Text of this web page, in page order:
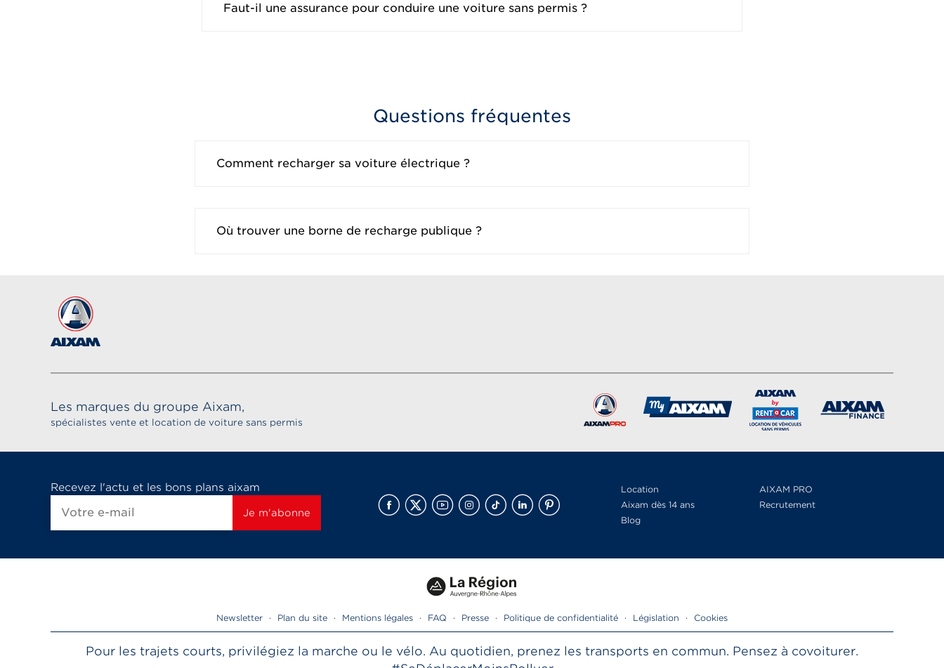
Faut-il une assurance pour conduire une voiture sans permis ?
Questions fréquentes
Comment recharger sa voiture électrique ?
Où trouver une borne de recharge publique ?
Les marques du groupe Aixam,
spécialistes vente et location de voiture sans permis
Recevez l'actu et les bons plans aixam Location
AIXAM PRO
Aixam dès 14 ans
Recrutement
Blog
Newsletter · Plan du site · Mentions légales · FAQ · Presse · Politique de confidentialité · Législation · Cookies
Pour les trajets courts, privilégiez la marche ou le vélo. Au quotidien, prenez les transports en commun. Pensez à covoiturer.